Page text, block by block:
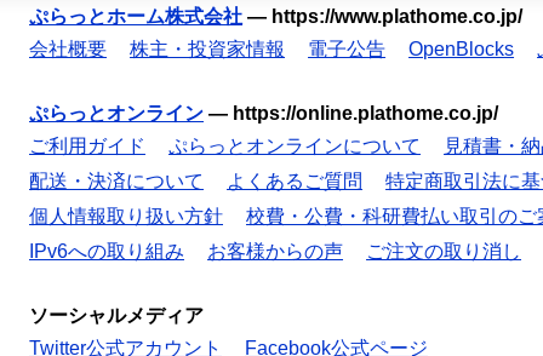
ぷらっとホーム株式会社 — https://www.plathome.co.jp/
会社概要
株主・投資家情報 電子公告 OpenBlocks
ぷらっとオンライン — https://online.plathome.co.jp/
ご利用ガイド
ぷらっとオンラインについて
見積書・
配送・決済について
よくあるご質問
特定商取引法に
個人情報取り扱い方針
校費・公費・科研費払い取引のご
IPv6への取り組み
お客様からの声 ご注文の取り消し
ソーシャルメディア
Twitter公式アカウント
Facebook公式ページ